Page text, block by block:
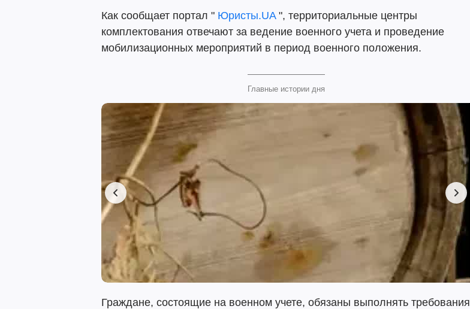
Как сообщает портал " Юристы.UA", территориальные центры
комплектования отвечают за ведение военного учета и проведение
мобилизационных мероприятий в период военного положения.
Главные истории дня
Граждане, состоящие на военном учете, обязаны выполнять требования